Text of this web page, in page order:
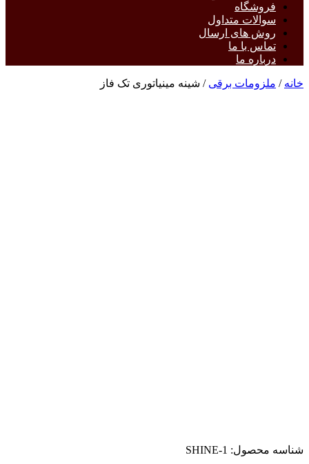
فروشگاه
سوالات متداول
روش های ارسال
تماس با ما
درباره ما
خانه / ملزومات برقی / شینه مینیاتوری تک فاز
شناسه محصول: SHINE-1